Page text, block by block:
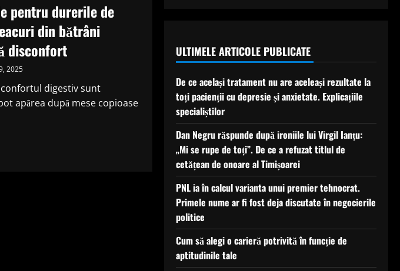
pentru durerile de
din bătrâni
disconfort
2025
digestiv sunt
apărea după mese copioase
ULTIMELE ARTICOLE PUBLICATE
De ce același tratament nu are aceleași rezultate la
toți pacienții cu depresie și anxietate. Explicațiile
specialiștilor
Dan Negru răspunde după ironiile lui Virgil Ianțu:
„Mi se rupe de toți”. De ce a refuzat titlul de
cetățean de onoare al Timișoarei
PNL ia în calcul varianta unui premier tehnocrat.
Primele nume ar fi fost deja discutate în negocierile
politice
Cum să alegi o carieră potrivită în funcție de
aptitudinile tale